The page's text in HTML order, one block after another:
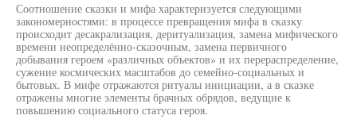
Соотношение сказки и мифа характеризуется следующими
закономерностями: в процессе превращения мифа в сказку
происходит десакрализация, деритуализация, замена мифического
времени неопределённо-сказочным, замена первичного
добывания героем «различных объектов» и их перераспределение,
сужение космических масштабов до семейно-социальных и
бытовых. В мифе отражаются ритуалы инициации, а в сказке
отражены многие элементы брачных обрядов, ведущие к
повышению социального статуса героя.